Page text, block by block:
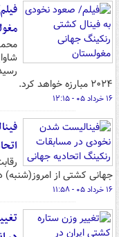
۲۰۲۴ مبارزه خواهد کرد.
۱۶ خرداد ۰۵ - ۱۲:۱۵
جهانی کشتی از امروز(شنبه)
۱۶ خرداد ۰۵ - ۱۱:۵۸